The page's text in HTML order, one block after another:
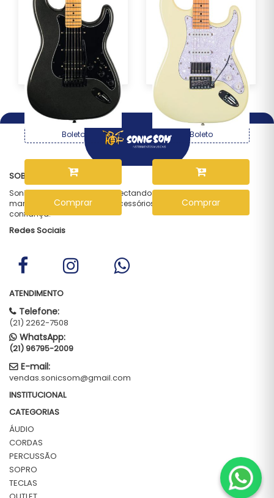
Guitarra Seizi Multi Smart
– Metallic ...
R$ 2.169,00
OU R$ 2.017,17 no PIX ou
Boleto
Comprar
Guitarra Seizi Fun
Vintage Budokan HSS...
R$ 1.499,00
OU R$ 1.394,07 no PIX ou
Boleto
Comprar
SOBRE NÓS
Sonic Som — desde 1997 conectando músicos às melhores
marcas em instrumentos e acessórios, com qualidade e
confiança.
Redes Sociais
ATENDIMENTO
Telefone:
(21) 2262-7508
WhatsApp:
(21) 96795-2009
E-mail:
vendas.sonicsom@gmail.com
INSTITUCIONAL
CATEGORIAS
ÁUDIO
CORDAS
PERCUSSÃO
SOPRO
TECLAS